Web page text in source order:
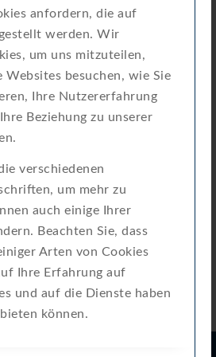
anfordern, die auf
werden. Wir
um uns mitzuteilen,
Websites besuchen, wie Sie
Ihre Nutzererfahrung
Beziehung zu unserer
verschiedenen
um mehr zu
auch einige Ihrer
Beachten Sie, dass
Arten von Cookies
Ihre Erfahrung auf
und auf die Dienste haben
können.
20. März 2025
MI001-